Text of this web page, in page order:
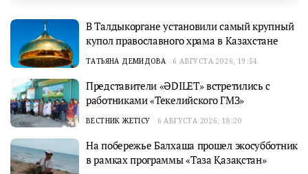
В Талдыкоргане установили самый крупный
купол православного храма в Казахстане
ТАТЬЯНА ДЕМИДОВА 6 АВГУСТА 2026, 19:54
Представители «ӘDILET» встретились с
работниками «Текелийского ГМЗ»
ВЕСТНИК ЖЕТІСУ 6 АВГУСТА 2026, 18:20
На побережье Балхаша прошел экосубботник
в рамках программы «Таза Қазақстан»